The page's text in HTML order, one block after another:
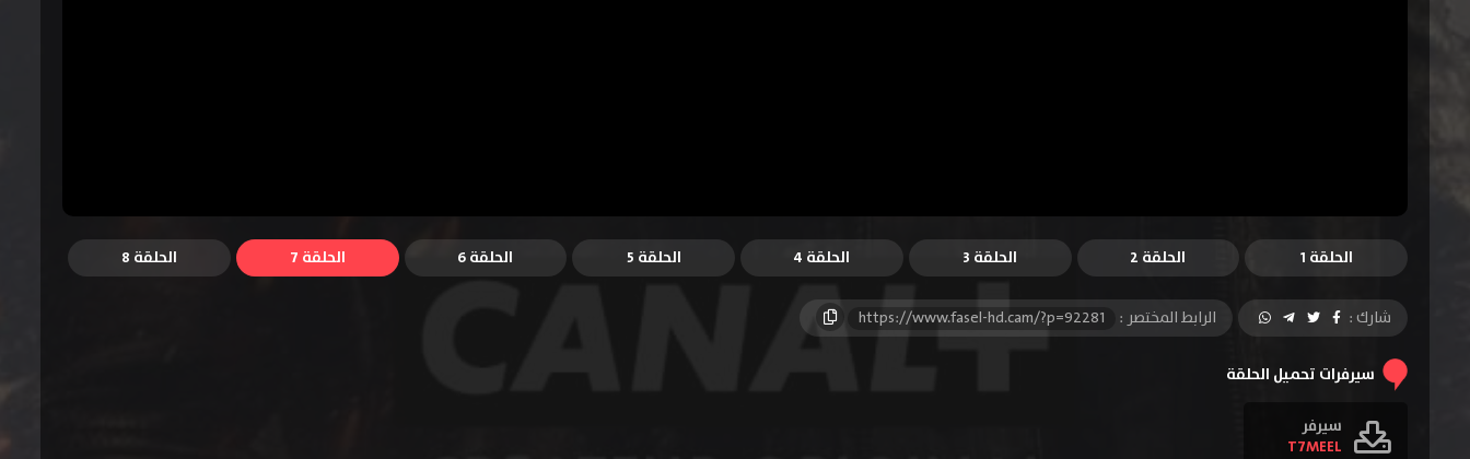
الحلقة 1 الحلقة 2 الحلقة 3 الحلقة 4 الحلقة 5 الحلقة 6 الحلقة 7 الحلقة 8
شارك : الرابط المختصر : https://www.fasel-hd.cam/?p=92281
سيرفرات تحميل الحلقة
سيرفر
T7MEEL